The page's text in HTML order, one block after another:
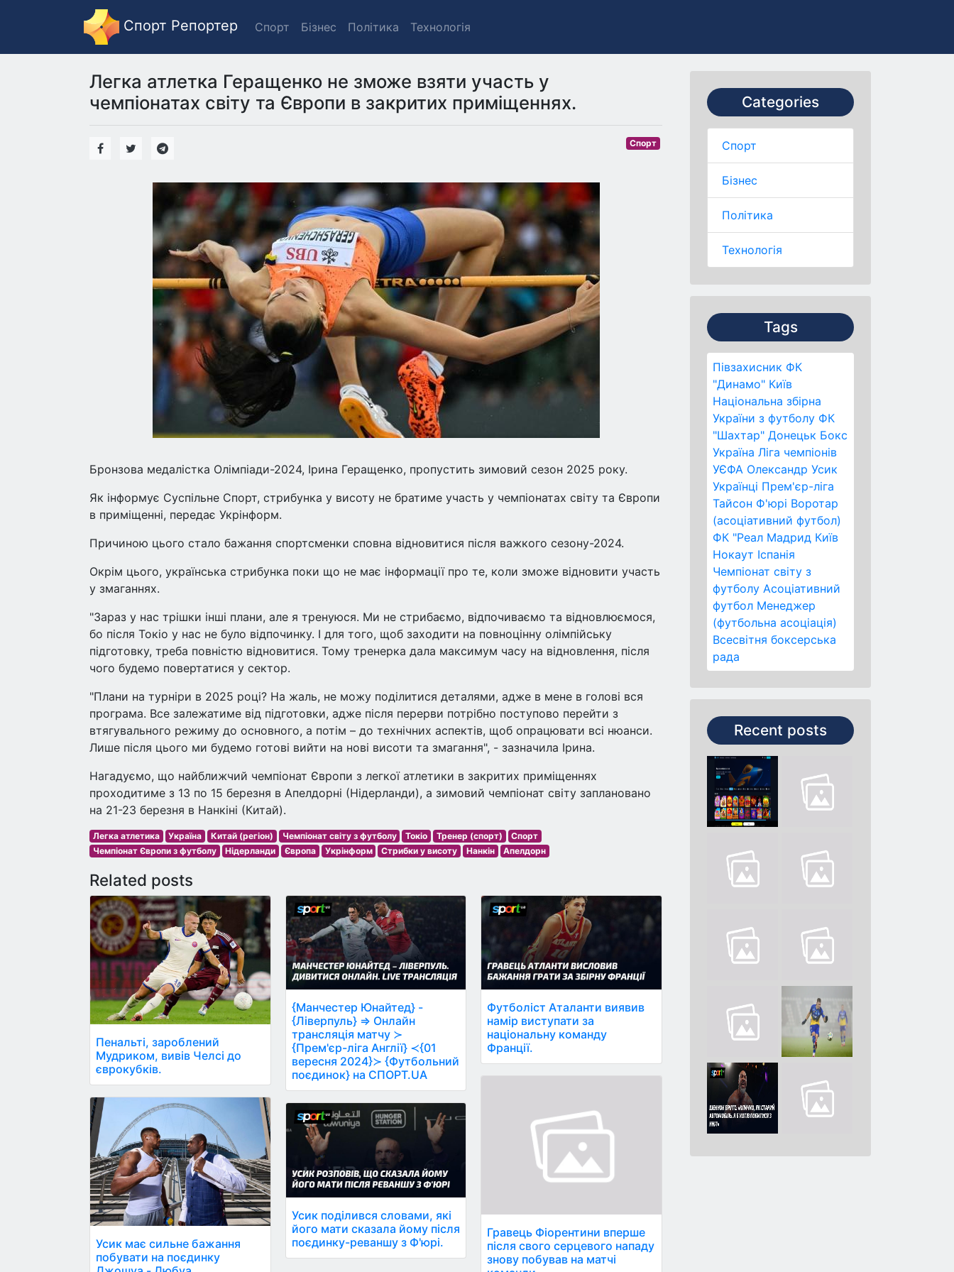
Спорт Репортер Спорт Бізнес Політика Технологія
Categories
Спорт
Бізнес
Політика
Технологія
Tags
Півзахисник ФК
"Динамо" Київ
Національна збірна
України з футболу ФК
"Шахтар" Донецьк Бокс
Україна Ліга чемпіонів
УЄФА Олександр Усик
Українці Прем'єр-ліга
Тайсон Ф'юрі Воротар
(асоціативний футбол)
ФК "Реал Мадрид Київ
Нокаут Іспанія
Чемпіонат світу з
футболу Асоціативний
футбол Менеджер
(футбольна асоціація)
Всесвітня боксерська
рада
Recent posts
Легка атлетка Геращенко не зможе взяти участь у
чемпіонатах світу та Європи в закритих приміщеннях.
Спорт
Бронзова медалістка Олімпіади-2024, Ірина Геращенко, пропустить зимовий сезон 2025 року.
Як інформує Суспільне Спорт, стрибунка у висоту не братиме участь у чемпіонатах світу та Європи
в приміщенні, передає Укрінформ.
Причиною цього стало бажання спортсменки сповна відновитися після важкого сезону-2024.
Окрім цього, українська стрибунка поки що не має інформації про те, коли зможе відновити участь
у змаганнях.
"Зараз у нас трішки інші плани, але я тренуюся. Ми не стрибаємо, відпочиваємо та відновлюємося,
бо після Токіо у нас не було відпочинку. І для того, щоб заходити на повноцінну олімпійську
підготовку, треба повністю відновитися. Тому тренерка дала максимум часу на відновлення, після
чого будемо повертатися у сектор.
"Плани на турніри в 2025 році? На жаль, не можу поділитися деталями, адже в мене в голові вся
програма. Все залежатиме від підготовки, адже після перерви потрібно поступово перейти з
втягувального режиму до основного, а потім – до технічних аспектів, щоб опрацювати всі нюанси.
Лише після цього ми будемо готові вийти на нові висоти та змагання", - зазначила Ірина.
Нагадуємо, що найближчий чемпіонат Європи з легкої атлетики в закритих приміщеннях
проходитиме з 13 по 15 березня в Апелдорні (Нідерланди), а зимовий чемпіонат світу заплановано
на 21-23 березня в Нанкіні (Китай).
Легка атлетика Україна Китай (регіон) Чемпіонат світу з футболу Токіо Тренер (спорт)
Спорт
Чемпіонат Європи з футболу
Нідерланди Європа Укрінформ Стрибки у висоту Нанкін Апелдорн
Related posts
Пенальті, зароблений
Мудриком, вивів Челсі до
єврокубків.
Усик має сильне бажання
побувати на поєдинку
{Манчестер Юнайтед} -
{Ліверпуль} ⇒ Онлайн
трансляція матчу ≻
{Прем'єр-ліга Англії} ≺{01
вересня 2024}≻ {Футбольний
поєдинок} на СПОРТ.UA
Усик поділився словами, які
його мати сказала йому після
поєдинку-реваншу з Ф'юрі.
Футболіст Аталанти виявив
намір виступати за
національну команду
Франції.
Гравець Фіорентини вперше
після свого серцевого нападу
знову побував на матчі